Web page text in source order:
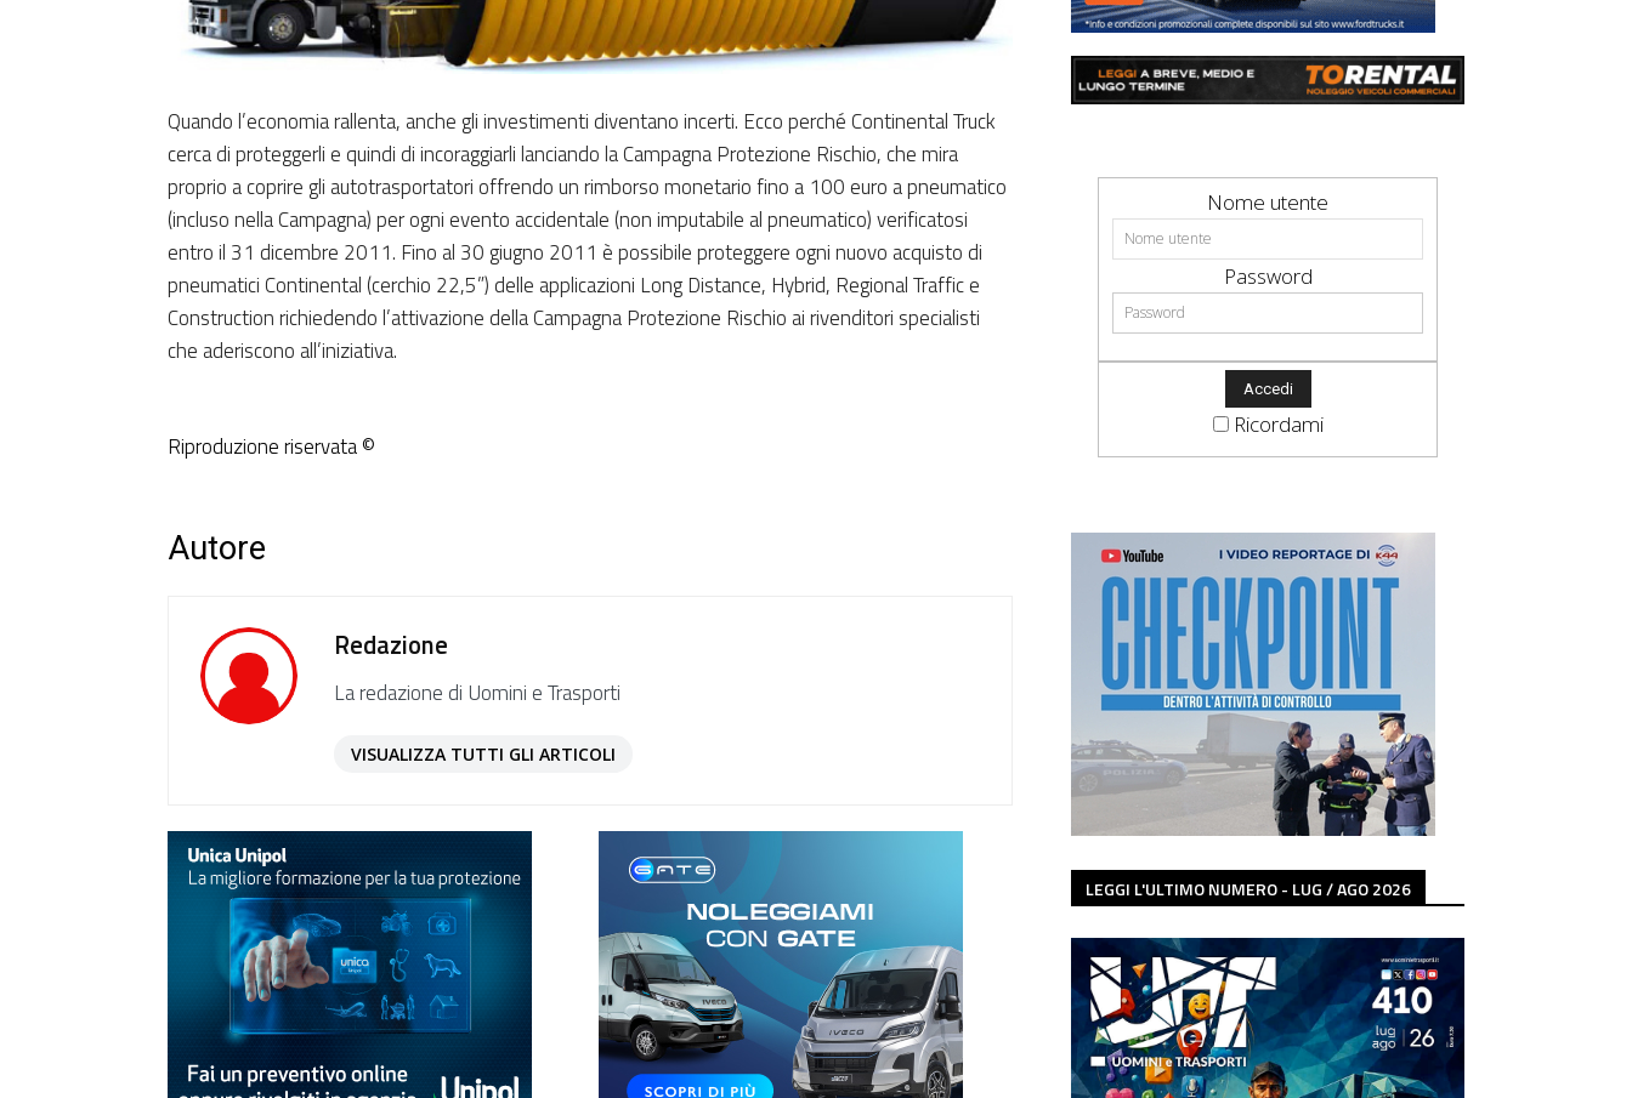
Quando l’economia rallenta, anche gli investimenti diventano incerti. Ecco perché Continental Truck
cerca di proteggerli e quindi di incoraggiarli lanciando la Campagna Protezione Rischio, che mira
proprio a coprire gli autotrasportatori offrendo un rimborso monetario fino a 100 euro a pneumatico
(incluso nella Campagna) per ogni evento accidentale (non imputabile al pneumatico) verificatosi
entro il 31 dicembre 2011. Fino al 30 giugno 2011 è possibile proteggere ogni nuovo acquisto di
pneumatici Continental (cerchio 22,5”) delle applicazioni Long Distance, Hybrid, Regional Traffic e
Construction richiedendo l’attivazione della Campagna Protezione Rischio ai rivenditori specialisti
che aderiscono all’iniziativa.
Riproduzione riservata ©
Autore
Redazione
La redazione di Uomini e Trasporti
VISUALIZZA TUTTI GLI ARTICOLI
Nome utente
Password
Ricordami
LEGGI L'ULTIMO NUMERO - LUG / AGO 2026